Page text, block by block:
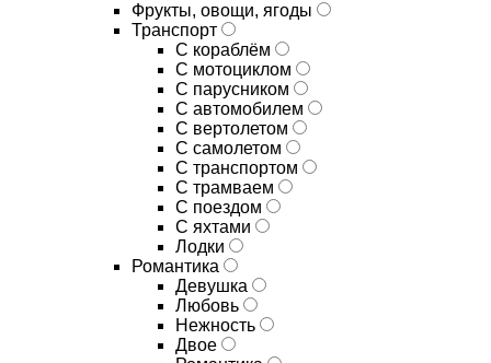
Фрукты, овощи, ягоды
Транспорт
С кораблём
С мотоциклом
С парусником
С автомобилем
С вертолетом
С самолетом
С транспортом
С трамваем
С поездом
С яхтами
Лодки
Романтика
Девушка
Любовь
Нежность
Двое